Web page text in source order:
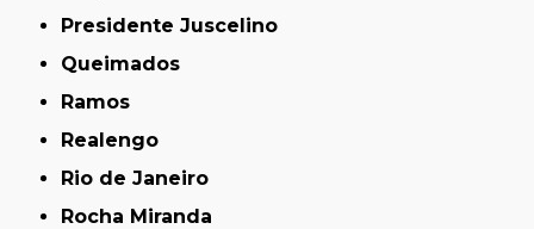
Presidente Juscelino
Queimados
Ramos
Realengo
Rio de Janeiro
Rocha Miranda